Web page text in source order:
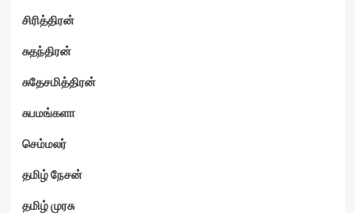
சிரித்திரன்
சுதந்திரன்
சுதேசமித்திரன்
சுபமங்களா
செம்மலர்
தமிழ் நேசன்
தமிழ் முரசு